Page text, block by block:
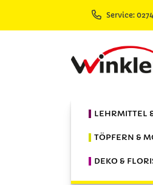
Service:
LEHRMITTEL
TÖPFERN &
DEKO &